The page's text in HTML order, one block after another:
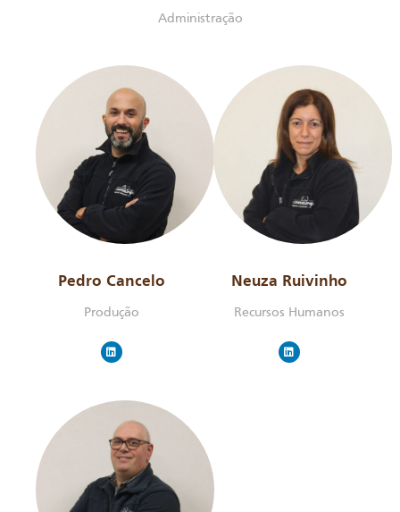
Administração
Pedro Cancelo
Produção
Neuza Ruivinho
Recursos Humanos